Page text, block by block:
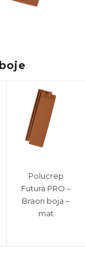
Polucrep
Futura PRO –
Braon boja –
mat